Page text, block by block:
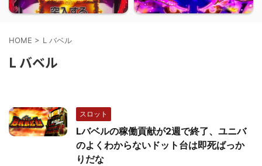
HOME > L バベル
L バベル
スロット
Lバベルの稼働貢献が2週で終了、ユニバ
のよくわからないドット台は即死ばっか
りだな